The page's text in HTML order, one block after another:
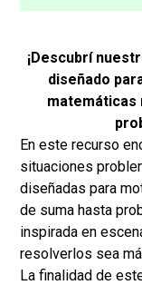
¡Descubrí
diseñado
En este recurso
situaciones
diseñadas para
de suma hasta
inspirada en
resolverlos sea
La finalidad de